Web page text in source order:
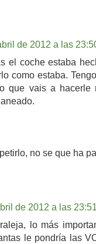
de 2012 a las
el coche estaba
como estaba.
que vais a
no se que ha
de 2012 a las
lo más
le pondría las